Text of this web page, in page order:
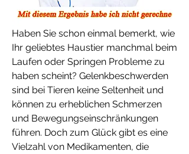
Haben Sie schon einmal bemerkt, wie
Ihr geliebtes Haustier manchmal beim
Laufen oder Springen Probleme zu
haben scheint? Gelenkbeschwerden
sind bei Tieren keine Seltenheit und
können zu erheblichen Schmerzen
und Bewegungseinschränkungen
führen. Doch zum Glück gibt es eine
Vielzahl von Medikamenten, die